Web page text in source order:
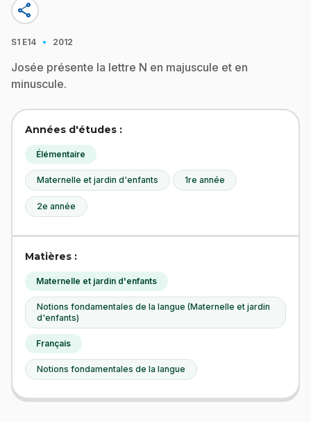
share
S1 E14 · 2012
Josée présente la lettre N en majuscule et en
minuscule.
Années d'études :
Élémentaire
Maternelle et jardin d'enfants 1re année
2e année
Matières :
Maternelle et jardin d'enfants
Notions fondamentales de la langue (Maternelle et jardin
d'enfants)
Français
Notions fondamentales de la langue